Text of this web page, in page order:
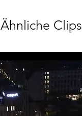
Ähnliche Clips